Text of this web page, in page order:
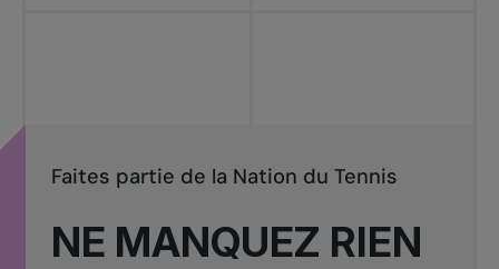
NE MANQUEZ RIEN
Faites partie de la Nation du Tennis